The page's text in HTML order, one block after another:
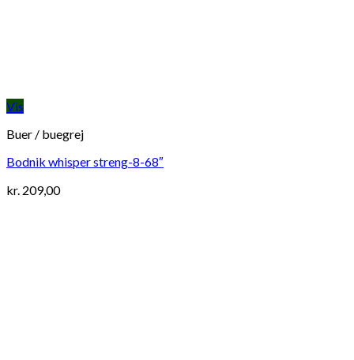
Vis
Buer / buegrej
Bodnik whisper streng-8-68″
kr. 209,00